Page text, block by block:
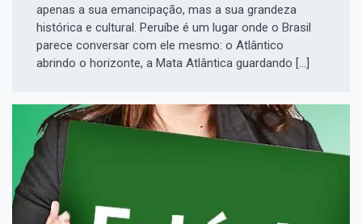
apenas a sua emancipação, mas a sua grandeza
histórica e cultural. Peruíbe é um lugar onde o Brasil
parece conversar com ele mesmo: o Atlântico
abrindo o horizonte, a Mata Atlântica guardando […]